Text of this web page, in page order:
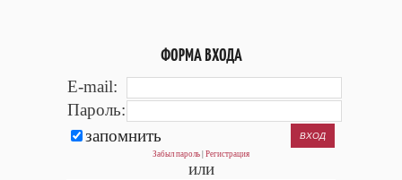
ФОРМА ВХОДА
E-mail:
Пароль:
запомнить
Забыл пароль Регистрация
или